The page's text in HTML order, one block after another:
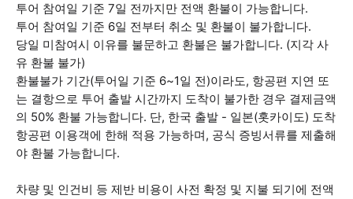
투어 참여일 기준 7일 전까지만 전액 환불이 가능합니다.
투어 참여일 기준 6일 전부터 취소 및 환불이 불가합니다.
당일 미참여시 이유를 불문하고 환불은 불가합니다. (지각 사
유 환불 불가)
환불불가 기간(투어일 기준 6~1일 전)이라도, 항공편 지연 또
는 결항으로 투어 출발 시간까지 도착이 불가한 경우 결제금액
의 50% 환불 가능합니다. 단, 한국 출발 - 일본(홋카이도) 도착
항공편 이용객에 한해 적용 가능하며, 공식 증빙서류를 제출해
야 환불 가능합니다.
차량 및 인건비 등 제반 비용이 사전 확정 및 지불 되기에 전액